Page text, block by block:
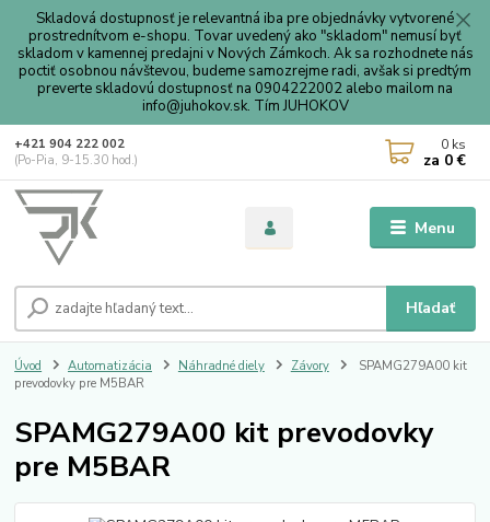
Skladová dostupnosť je relevantná iba pre objednávky vytvorené
prostrednítvom e-shopu. Tovar uvedený ako "skladom" nemusí byť
skladom v kamennej predajni v Nových Zámkoch. Ak sa rozhodnete nás
poctiť osobnou návštevou, budeme samozrejme radi, avšak si predtým
preverte skladovú dostupnosť na 0904222002 alebo mailom na
info@juhokov.sk. Tím JUHOKOV
Menu
Hľadať
+421 904 222 002
(Po-Pia, 9-15.30 hod.)
0 ks
za 0 €
Úvod Automatizácia Náhradné diely Závory
SPAMG279A00 kit
prevodovky pre M5BAR
SPAMG279A00 kit prevodovky
pre M5BAR